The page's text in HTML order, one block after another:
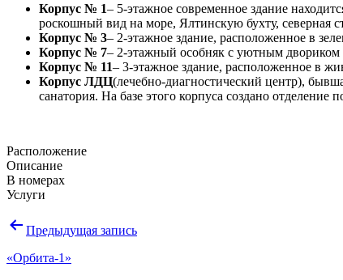
Корпус № 1– 5-этажное современное здание
роскошный вид на море, Ялтинскую бухту, северная
Корпус № 3– 2-этажное здание, расположенное в
Корпус № 7– 2-этажный особняк с уютным двориком
Корпус № 11– 3-этажное здание, расположенное в
Корпус ЛДЦ(лечебно-диагностический центр),
санатория. На базе этого корпуса создано
Расположение
Описание
В номерах
Услуги
Навигация
записям
Предыдущая запись
«Орбита-1»